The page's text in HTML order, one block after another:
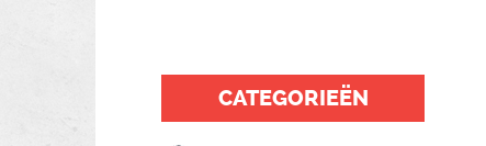
CATEGORIEËN